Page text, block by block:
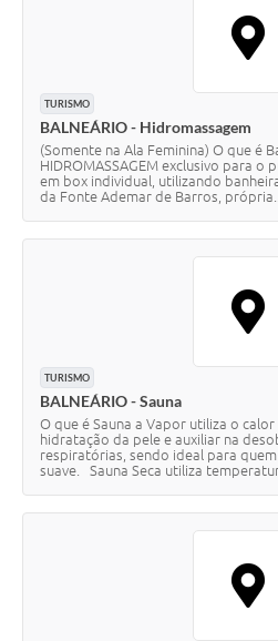
TURISMO
BALNEÁRIO - Hidromassagem
(Somente na Ala Feminina) O que é
HIDROMASSAGEM exclusivo para o
em box individual, utilizando
da Fonte Ademar de Barros, própria...
TURISMO
BALNEÁRIO - Sauna
O que é Sauna a Vapor utiliza o
hidratação da pele e auxiliar na
respiratórias, sendo ideal para
suave. Sauna Seca utiliza